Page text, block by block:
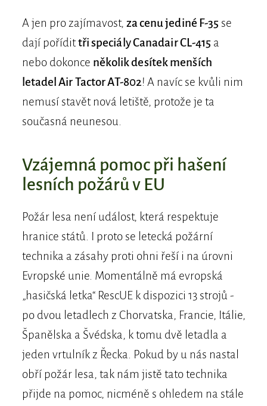
A jen pro zajímavost, za cenu jediné F-35 se
dají pořídittři speciály Canadair CL-415 a
nebo dokonce několik desítek menších
letadel Air Tactor AT-802! A navíc se kvůli nim
nemusí stavět nová letiště, protože je ta
současná neunesou.
Vzájemná pomoc při hašení
lesních požárů v EU
Požár lesa není událost, která respektuje
hranice států. I proto se letecká požární
technika a zásahy proti ohni řeší i na úrovni
Evropské unie. Momentálně má evropská
„hasičská letka“ RescUE k dispozici 13 strojů -
po dvou letadlech z Chorvatska, Francie, Itálie,
Španělska a Švédska, k tomu dvě letadla a
jeden vrtulník z Řecka. Pokud by u nás nastal
obří požár lesa, tak nám jistě tato technika
přijde na pomoc, nicméně s ohledem na stále